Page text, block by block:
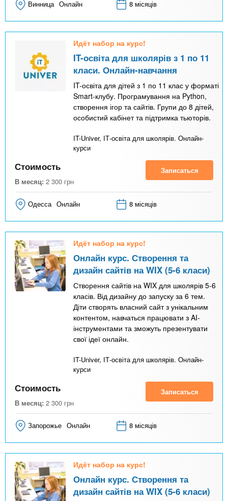
Винница Онлайн 8 місяців
Идёт набор на курс!
IT-освіта для школярів з 1 по 11
класи. Онлайн-навчання
IT-освіта для дітей з 1 по 11 клас у форматі
Smart-клубу. Програмування на Python,
створення ігор та сайтів. Групи до 8 дітей,
особистий кабінет та підтримка тьюторів.
IT-Univer, ІТ-освіта для школярів. Онлайн-
курси
Стоимость
В месяц: 2 300 грн
Записаться
Одесса Онлайн 8 місяців
Идёт набор на курс!
Онлайн курс. Створення та
дизайн сайтів на WIX (5-6 класи)
Створення сайтів на WIX для школярів 5-6
класів. Від дизайну до запуску за 6 тем.
Діти створять власний сайт з унікальним
контентом, навчаться працювати з AI-
інструментами та зможуть презентувати
свої ідеї онлайн.
IT-Univer, ІТ-освіта для школярів. Онлайн-
курси
Стоимость
В месяц: 2 300 грн
Записаться
Запорожье Онлайн 8 місяців
Идёт набор на курс!
Онлайн курс. Створення та
дизайн сайтів на WIX (5-6 класи)